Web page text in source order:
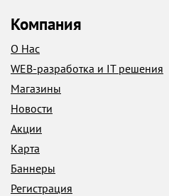
Компания
О Нас
WEB-разработка и IT решения
Магазины
Новости
Акции
Карта
Баннеры
Регистрация